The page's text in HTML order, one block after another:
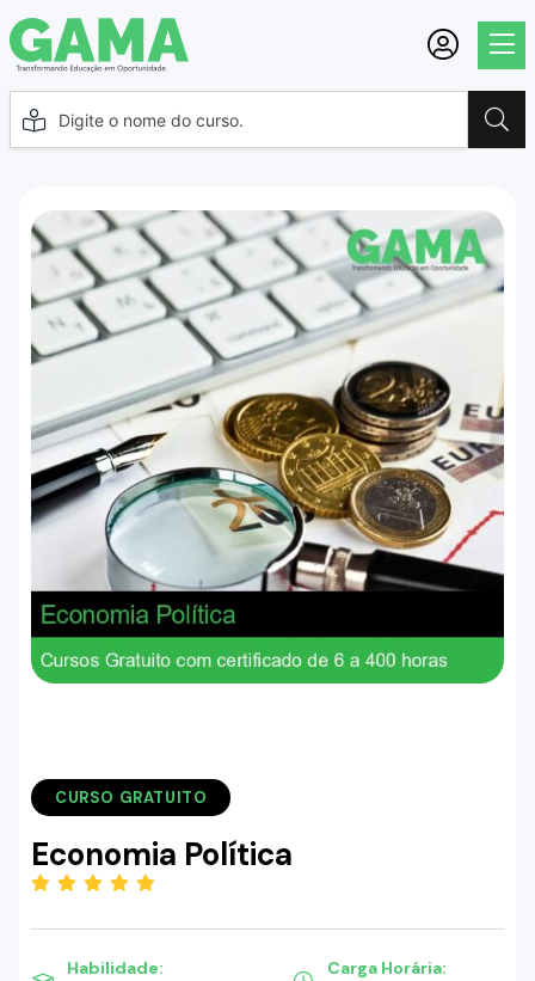
CURSO GRATUITO
Economia Política
Habilidade: Carga Horária: